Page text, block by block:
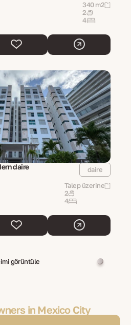
340 m2
2
4
daire daire
Talep üzerine
2
4
görüntüle
in Mexico City